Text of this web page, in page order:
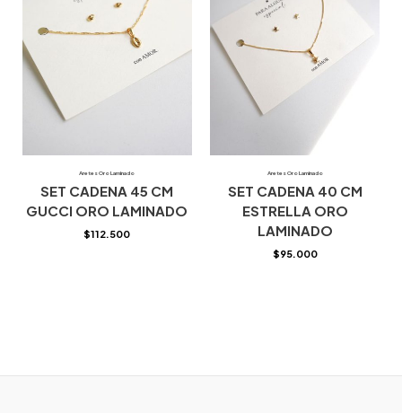
Aretes Oro Laminado
SET CADENA 45 CM
GUCCI ORO LAMINADO
$112.500
Aretes Oro Laminado
SET CADENA 40 CM
ESTRELLA ORO
LAMINADO
$95.000